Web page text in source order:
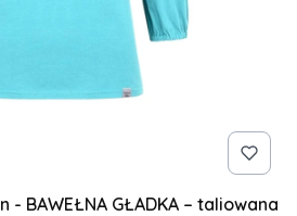
- BAWEŁNA GŁADKA – taliowana